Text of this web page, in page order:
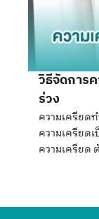
วิธีจัดการ
ร่วง
ความเครียด
ความเครียด
ความเครียด